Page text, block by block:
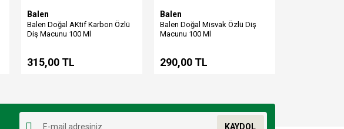
Balen
Balen Doğal AKtif Karbon Özlü
Diş Macunu 100 Ml
315,00 TL
Balen
Balen Doğal Misvak Özlü Diş
Macunu 100 Ml
290,00 TL
KAYDOL